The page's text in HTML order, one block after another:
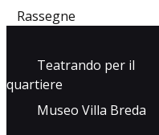
Rassegne
Teatrando per il
quartiere
Museo Villa Breda